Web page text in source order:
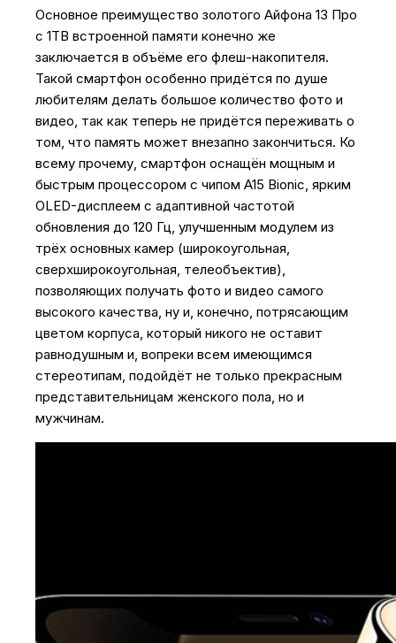
Основное преимущество золотого Айфона 13 Про
с 1TB встроенной памяти конечно же
заключается в объёме его флеш-накопителя.
Такой смартфон особенно придётся по душе
любителям делать большое количество фото и
видео, так как теперь не придётся переживать о
том, что память может внезапно закончиться. Ко
всему прочему, смартфон оснащён мощным и
быстрым процессором с чипом A15 Bionic, ярким
OLED-дисплеем с адаптивной частотой
обновления до 120 Гц, улучшенным модулем из
трёх основных камер (широкоугольная,
сверхширокоугольная, телеобъектив),
позволяющих получать фото и видео самого
высокого качества, ну и, конечно, потрясающим
цветом корпуса, который никого не оставит
равнодушным и, вопреки всем имеющимся
стереотипам, подойдёт не только прекрасным
представительницам женского пола, но и
мужчинам.